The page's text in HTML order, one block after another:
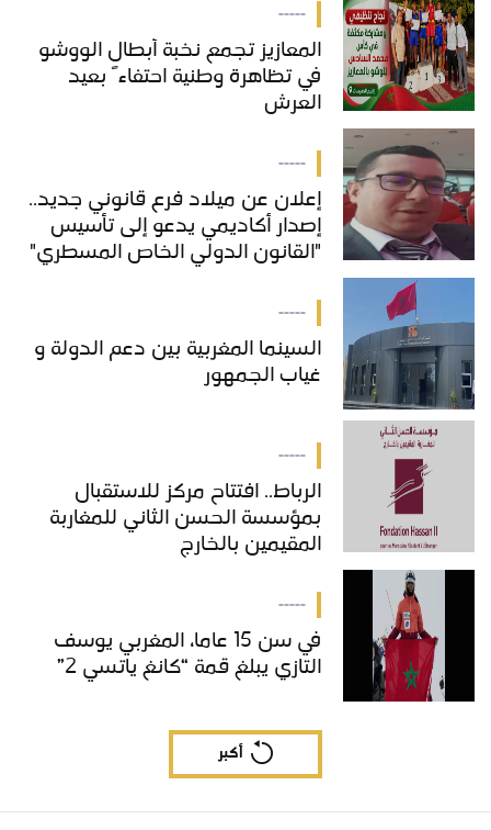
-----
المعازيز تجمع نخبة أبطال الووشو
في تظاهرة وطنية احتفاءً بعيد
العرش
-----
إعلان عن ميلاد فرع قانوني جديد..
إصدار أكاديمي يدعو إلى تأسيس
"القانون الدولي الخاص المسطري"
-----
السينما المغربية بين دعم الدولة و
غياب الجمهور
-----
الرباط.. افتتاح مركز للاستقبال
بمؤسسة الحسن الثاني للمغاربة
المقيمين بالخارج
-----
في سن 15 عاما، المغربي يوسف
التازي يبلغ قمة “كانغ ياتسي 2”
أكبر